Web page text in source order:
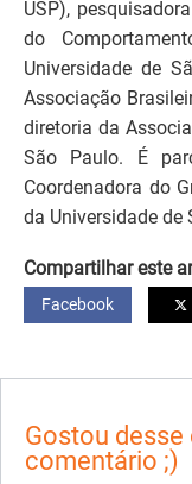
USP),
do
Universidade de
Associação
diretoria da
São Paulo. É
Coordenadora do
da Universidade de
Compartilhar este
Facebook
Gostou desse
comentário ;)